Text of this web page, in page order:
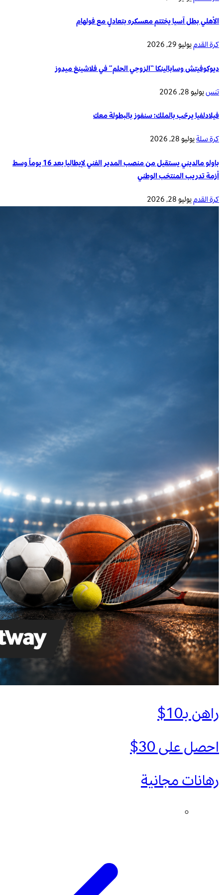
الأهلي بطل آسيا يختتم معسكره بتعادلٍ مع فولهام
كرة القدميوليو 29, 2026
ديوكوفيتش وسابالينكا “الزوجي الحلم” في فلاشينغ ميدوز
تنسيوليو 28, 2026
فيلادلفيا يرحّب بالملك: سنفوز بالبطولة معك
كرة سلةيوليو 28, 2026
باولو مالديني يستقيل من منصب المدير الفني لإيطاليا بعد 16 يوماً وسط
أزمة تدريب المنتخب الوطني
كرة القدميوليو 28, 2026
راهن بـ10$
احصل على 30$
رهانات مجانية